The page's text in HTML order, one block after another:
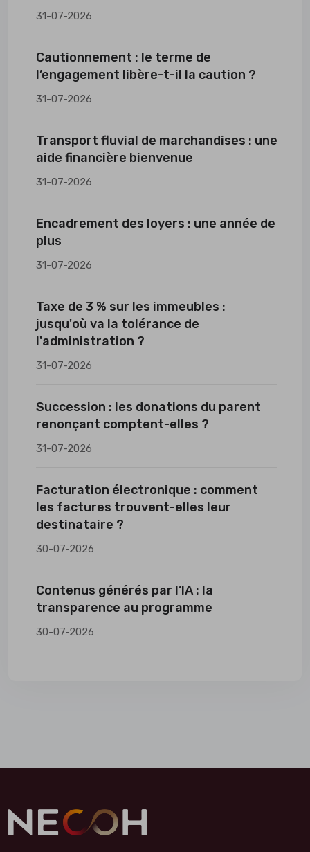
31-07-2026
Cautionnement : le terme de
l’engagement libère-t-il la caution ?
31-07-2026
Transport fluvial de marchandises : une
aide financière bienvenue
31-07-2026
Encadrement des loyers : une année de
plus
31-07-2026
Taxe de 3 % sur les immeubles :
jusqu'où va la tolérance de
l'administration ?
31-07-2026
Succession : les donations du parent
renonçant comptent-elles ?
31-07-2026
Facturation électronique : comment
les factures trouvent-elles leur
destinataire ?
30-07-2026
Contenus générés par l’IA : la
transparence au programme
30-07-2026